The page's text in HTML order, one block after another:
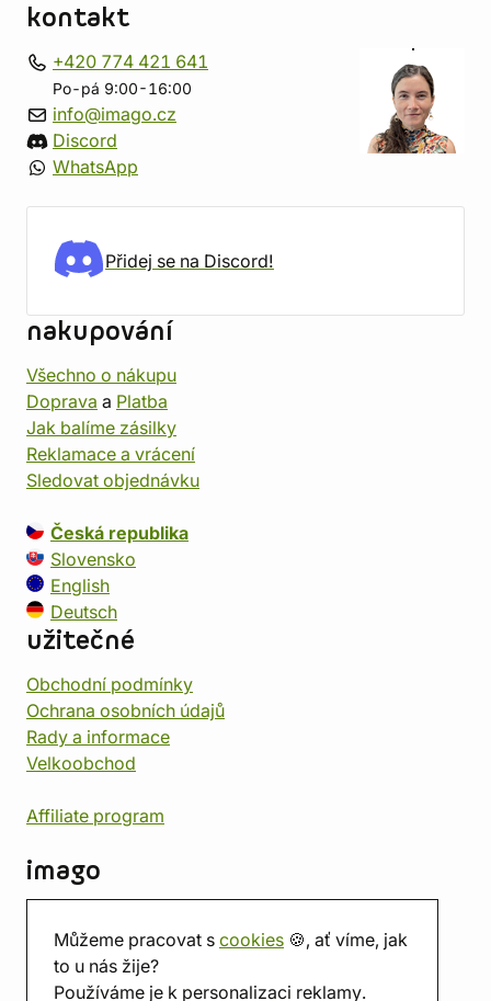
Můžeme pracovat s cookies 🍪, ať víme, jak
to u nás žije?
Používáme je k personalizaci reklamy.
kontakt
+420 774 421 641
Po-pá 9:00-16:00
info@imago.cz
Discord
WhatsApp
Přidej se na Discord!
nakupování
Všechno o nákupu
Doprava a Platba
Jak balíme zásilky
Reklamace a vrácení
Sledovat objednávku
Česká republika
Slovensko
English
Deutsch
užitečné
Obchodní podmínky
Ochrana osobních údajů
Rady a informace
Velkoobchod
Affiliate program
imago
Prodejna
Herna
O nás